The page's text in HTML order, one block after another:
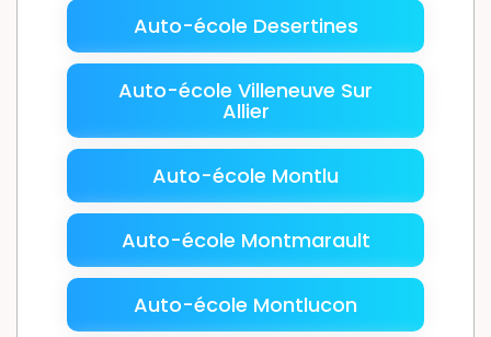
Auto-école Desertines
Auto-école Villeneuve Sur
Allier
Auto-école Montlu
Auto-école Montmarault
Auto-école Montlucon